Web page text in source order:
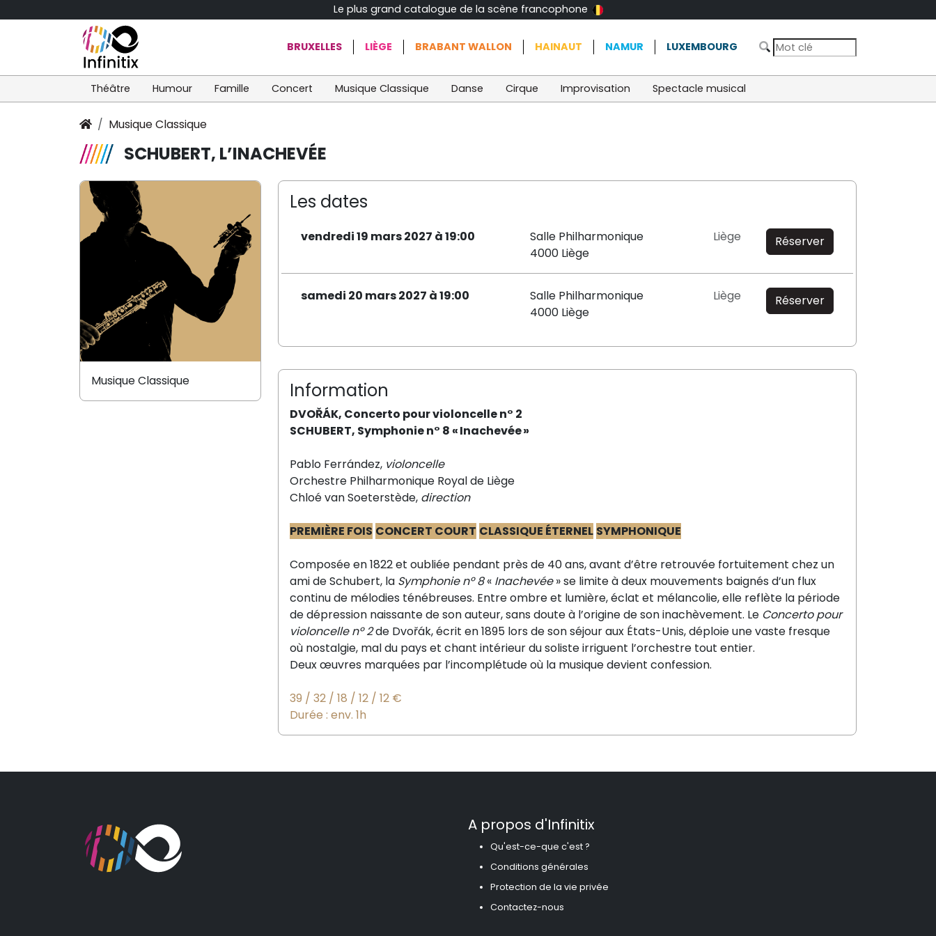
Le plus grand catalogue de la scène francophone
BRUXELLES LIÈGE BRABANT WALLON HAINAUT NAMUR LUXEMBOURG
Théâtre Humour Famille Concert Musique Classique Danse Cirque Improvisation Spectacle musical
Musique Classique
SCHUBERT, L’INACHEVÉE
Les dates
vendredi 19 mars 2027 à 19:00
Salle Philharmonique
4000 Liège
Liège Réserver
samedi 20 mars 2027 à 19:00
Salle Philharmonique
4000 Liège
Liège Réserver
Information
DVOŘÁK, Concerto pour violoncellen° 2
SCHUBERT, Symphonie n° 8 « Inachevée »
Pablo Ferrández, violoncelle
Orchestre Philharmonique Royal de Liège
Chloé van Soeterstède, direction
PREMIÈRE FOIS CONCERT COURT CLASSIQUE ÉTERNEL SYMPHONIQUE
Composée en 1822 et oubliée pendant près de 40 ans, avant d’être retrouvée fortuitement chez un
ami de Schubert, la Symphonie nº 8 « Inachevée»se limite à deux mouvements baignés d’un flux
continude mélodies ténébreuses. Entre ombre et lumière, éclat et mélancolie,elle reflète la période
de dépression naissante de son auteur, sans douteà l’origine de son inachèvement. Le Concerto pour
violoncelle nº 2de Dvořák, écrit en 1895 lors de son séjour aux États-Unis, déploie une vaste fresque
où nostalgie, mal du pays et chant intérieur du soliste irriguent l’orchestre tout entier.
Deuxœuvres marquées par l’incomplétude où la musique devient confession.
39 / 32 / 18 / 12 / 12 €
Durée : env. 1h
Musique Classique
A propos d'Infinitix
Qu'est-ce-que c'est ?
Conditions générales
Protection de la vie privée
Contactez-nous